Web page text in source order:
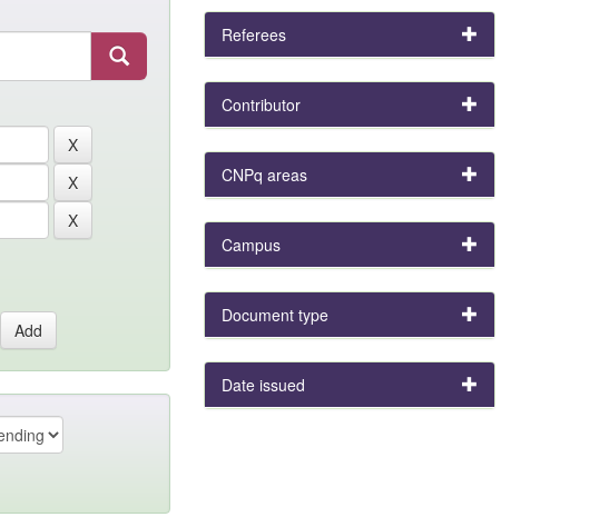
Referees
Contributor
CNPq areas
Campus
Document type
Date issued